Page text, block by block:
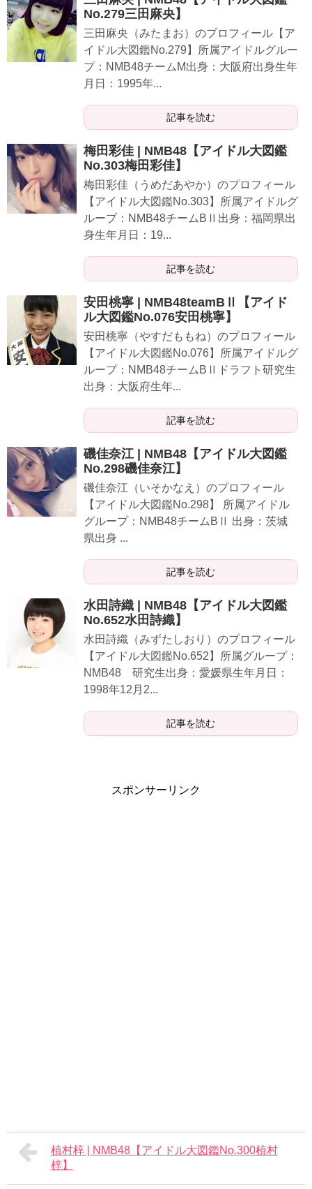
No.279三田麻央】
三田麻央（みたまお）のプロフィール【ア
イドル大図鑑No.279】所属アイドルグルー
プ：NMB48チームM出身：大阪府出身生年
月日：1995年...
記事を読む
梅田彩佳 | NMB48【アイドル大図鑑
No.303梅田彩佳】
梅田彩佳（うめだあやか）のプロフィール
【アイドル大図鑑No.303】所属アイドルグ
ループ：NMB48チームBⅡ出身：福岡県出
身生年月日：19...
記事を読む
安田桃寧 | NMB48teamBⅡ【アイド
ル大図鑑No.076安田桃寧】
安田桃寧（やすだももね）のプロフィール
【アイドル大図鑑No.076】所属アイドルグ
ループ：NMB48チームBⅡドラフト研究生
出身：大阪府生年...
記事を読む
磯佳奈江 | NMB48【アイドル大図鑑
No.298磯佳奈江】
磯佳奈江（いそかなえ）のプロフィール
【アイドル大図鑑No.298】 所属アイドル
グループ：NMB48チームBⅡ 出身：茨城
県出身 ...
記事を読む
水田詩織 | NMB48【アイドル大図鑑
No.652水田詩織】
水田詩織（みずたしおり）のプロフィール
【アイドル大図鑑No.652】所属グループ：
NMB48 研究生出身：愛媛県生年月日：
1998年12月2...
記事を読む
スポンサーリンク
植村梓 | NMB48【アイドル大図鑑No.300植村
梓】